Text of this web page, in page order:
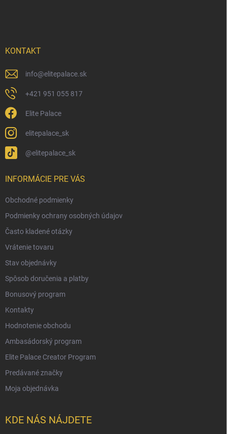
KONTAKT
info@elitepalace.sk
+421 951 055 817
Elite Palace
elitepalace_sk
@elitepalace_sk
INFORMÁCIE PRE VÁS
Obchodné podmienky
Podmienky ochrany osobných údajov
Často kladené otázky
Vrátenie tovaru
Stav objednávky
Spôsob doručenia a platby
Bonusový program
Kontakty
Hodnotenie obchodu
Ambasádorský program
Elite Palace Creator Program
Predávané značky
Moja objednávka
KDE NÁS NÁJDETE